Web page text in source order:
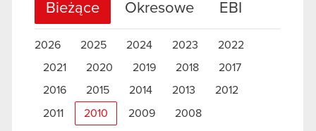
Bieżące Okresowe EBI
2026 2025 2024 2023
2022
2021
2020 2019 2018
2017
2016
2015 2014 2013 2012
2011 2010 2009 2008